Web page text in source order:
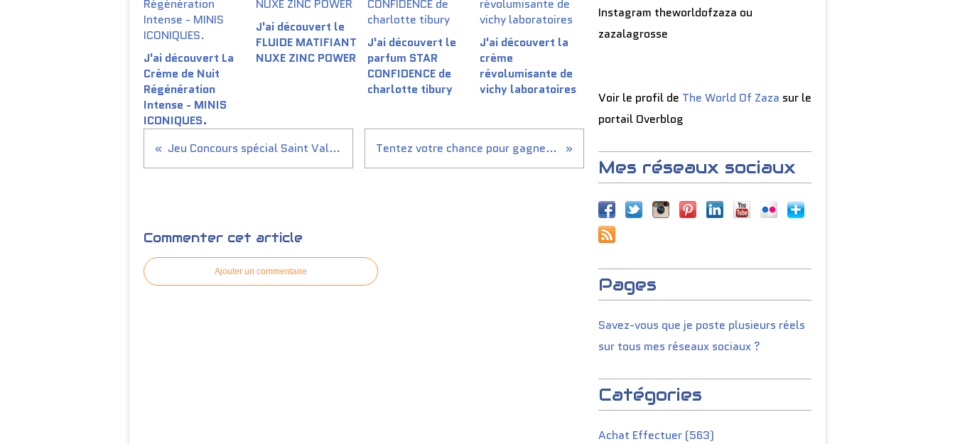
J'ai découvert La
Crème de Nuit
Régénération
Intense - MINIS
ICONIQUES.
J'ai découvert le
FLUIDE MATIFIANT
NUXE ZINC POWER
J'ai découvert le
parfum STAR
CONFIDENCE de
charlotte tibury
J'ai découvert la
crème
révolumisante de
vichy laboratoires
Jeu Concours spécial Saint Valentin de Planet... Tentez votre chance pour gagner le coffret de la...
Commenter cet article
Ajouter un commentaire
Instagram theworldofzaza ou
zazalagrosse
Voir le profil de The World Of Zaza sur le
portail Overblog
Mes réseaux sociaux
Pages
Savez-vous que je poste plusieurs réels
sur tous mes réseaux sociaux ?
Catégories
Achat Effectuer (563)